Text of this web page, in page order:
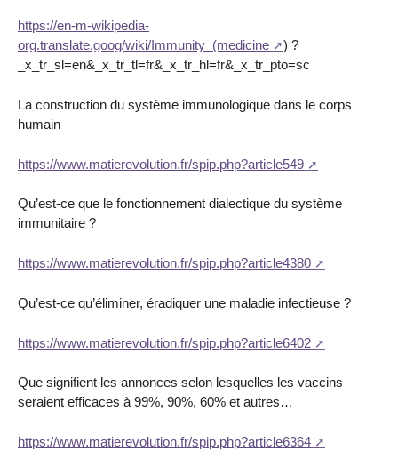
https://en-m-wikipedia-
org.translate.goog/wiki/Immunity_(medicine
) ?
_x_tr_sl=en&_x_tr_tl=fr&_x_tr_hl=fr&_x_tr_pto=sc
La construction du système immunologique dans le corps
humain
https://www.matierevolution.fr/spip.php?article549
Qu’est-ce que le fonctionnement dialectique du système
immunitaire ?
https://www.matierevolution.fr/spip.php?article4380
Qu’est-ce qu’éliminer, éradiquer une maladie infectieuse ?
https://www.matierevolution.fr/spip.php?article6402
Que signifient les annonces selon lesquelles les vaccins
seraient efficaces à 99%, 90%, 60% et autres…
https://www.matierevolution.fr/spip.php?article6364